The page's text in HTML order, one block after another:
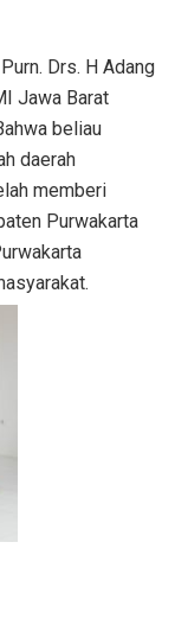
Drs. H Adang
Jawa Barat
beliau
daerah
memberi
Purwakarta